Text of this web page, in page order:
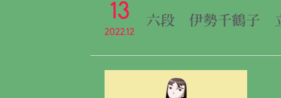
13
2022.12
六段 伊勢千鶴子